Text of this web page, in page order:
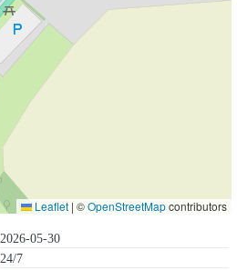
2026-05-30
24/7
Leaflet | ©OpenStreetMapcontributors